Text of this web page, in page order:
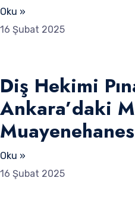
Oku »
16 Şubat 2025
Diş Hekimi
Ankara’daki
Oku »
16 Şubat 2025